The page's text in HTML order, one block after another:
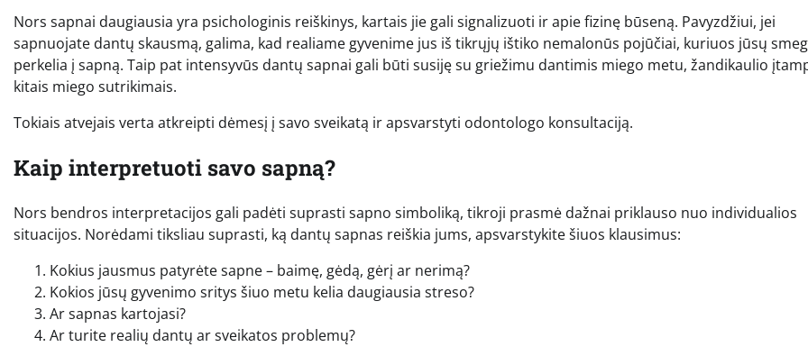
Nors sapnai daugiausia yra psichologinis reiškinys, kartais jie gali signalizuoti ir apie fizinę būseną. Pavyzdžiui, jei
sapnuojate dantų skausmą, galima, kad realiame gyvenime jus iš tikrųjų ištiko nemalonūs pojūčiai, kuriuos jūsų
perkelia į sapną. Taip pat intensyvūs dantų sapnai gali būti susiję su griežimu dantimis miego metu, žandikaulio
kitais miego sutrikimais.
Tokiais atvejais verta atkreipti dėmesį į savo sveikatą ir apsvarstyti odontologo konsultaciją.
Kaip interpretuoti savo sapną?
Nors bendros interpretacijos gali padėti suprasti sapno simboliką, tikroji prasmė dažnai priklauso nuo individualios
situacijos. Norėdami tiksliau suprasti, ką dantų sapnas reiškia jums, apsvarstykite šiuos klausimus:
Kokius jausmus patyrėte sapne – baimę, gėdą, gėrį ar nerimą?
Kokios jūsų gyvenimo sritys šiuo metu kelia daugiausia streso?
Ar sapnas kartojasi?
Ar turite realių dantų ar sveikatos problemų?